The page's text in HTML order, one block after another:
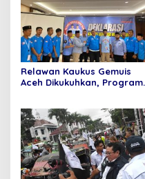
Relawan Kaukus Gemuis
Aceh Dikukuhkan, Program